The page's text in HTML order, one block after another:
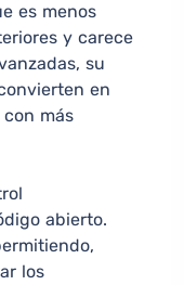
es menos
y carece
su
en
más
abierto.
los